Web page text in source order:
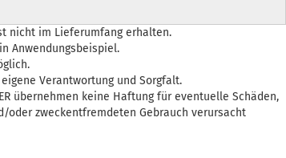
nicht im Lieferumfang erhalten.
Anwendungsbeispiel.
Verantwortung und Sorgfalt.
übernehmen keine Haftung für eventuelle Schäden,
oder zweckentfremdeten Gebrauch verursacht